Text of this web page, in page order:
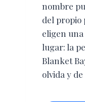
nombre
del propio
eligen
lugar: la
Blanket
olvida y